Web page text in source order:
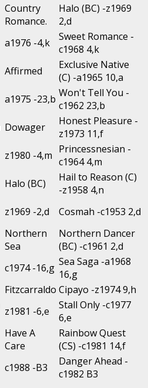
Country
Romance.
Halo (BC) -z1969
2,d
a1976 -4,k
Sweet Romance -
c1968 4,k
Affirmed
Exclusive Native
(C) -a1965 10,a
a1975 -23,b Won't Tell You -
c1962 23,b
Dowager
Honest Pleasure -
z1973 11,f
z1980 -4,m Princessnesian -
c1964 4,m
Halo (BC)
Hail to Reason (C)
-z1958 4,n
z1969 -2,d
Cosmah -c1953 2,d
Northern
Sea
Northern Dancer
(BC) -c1961 2,d
c1974 -16,g Sea Saga -a1968
16,g
Fitzcarraldo Cipayo -z1974 9,h
z1981 -6,e
Stall Only -c1977
6,e
Have A
Care
Rainbow Quest
(CS) -c1981 14,f
c1988 -B3
Danger Ahead -
c1982 B3